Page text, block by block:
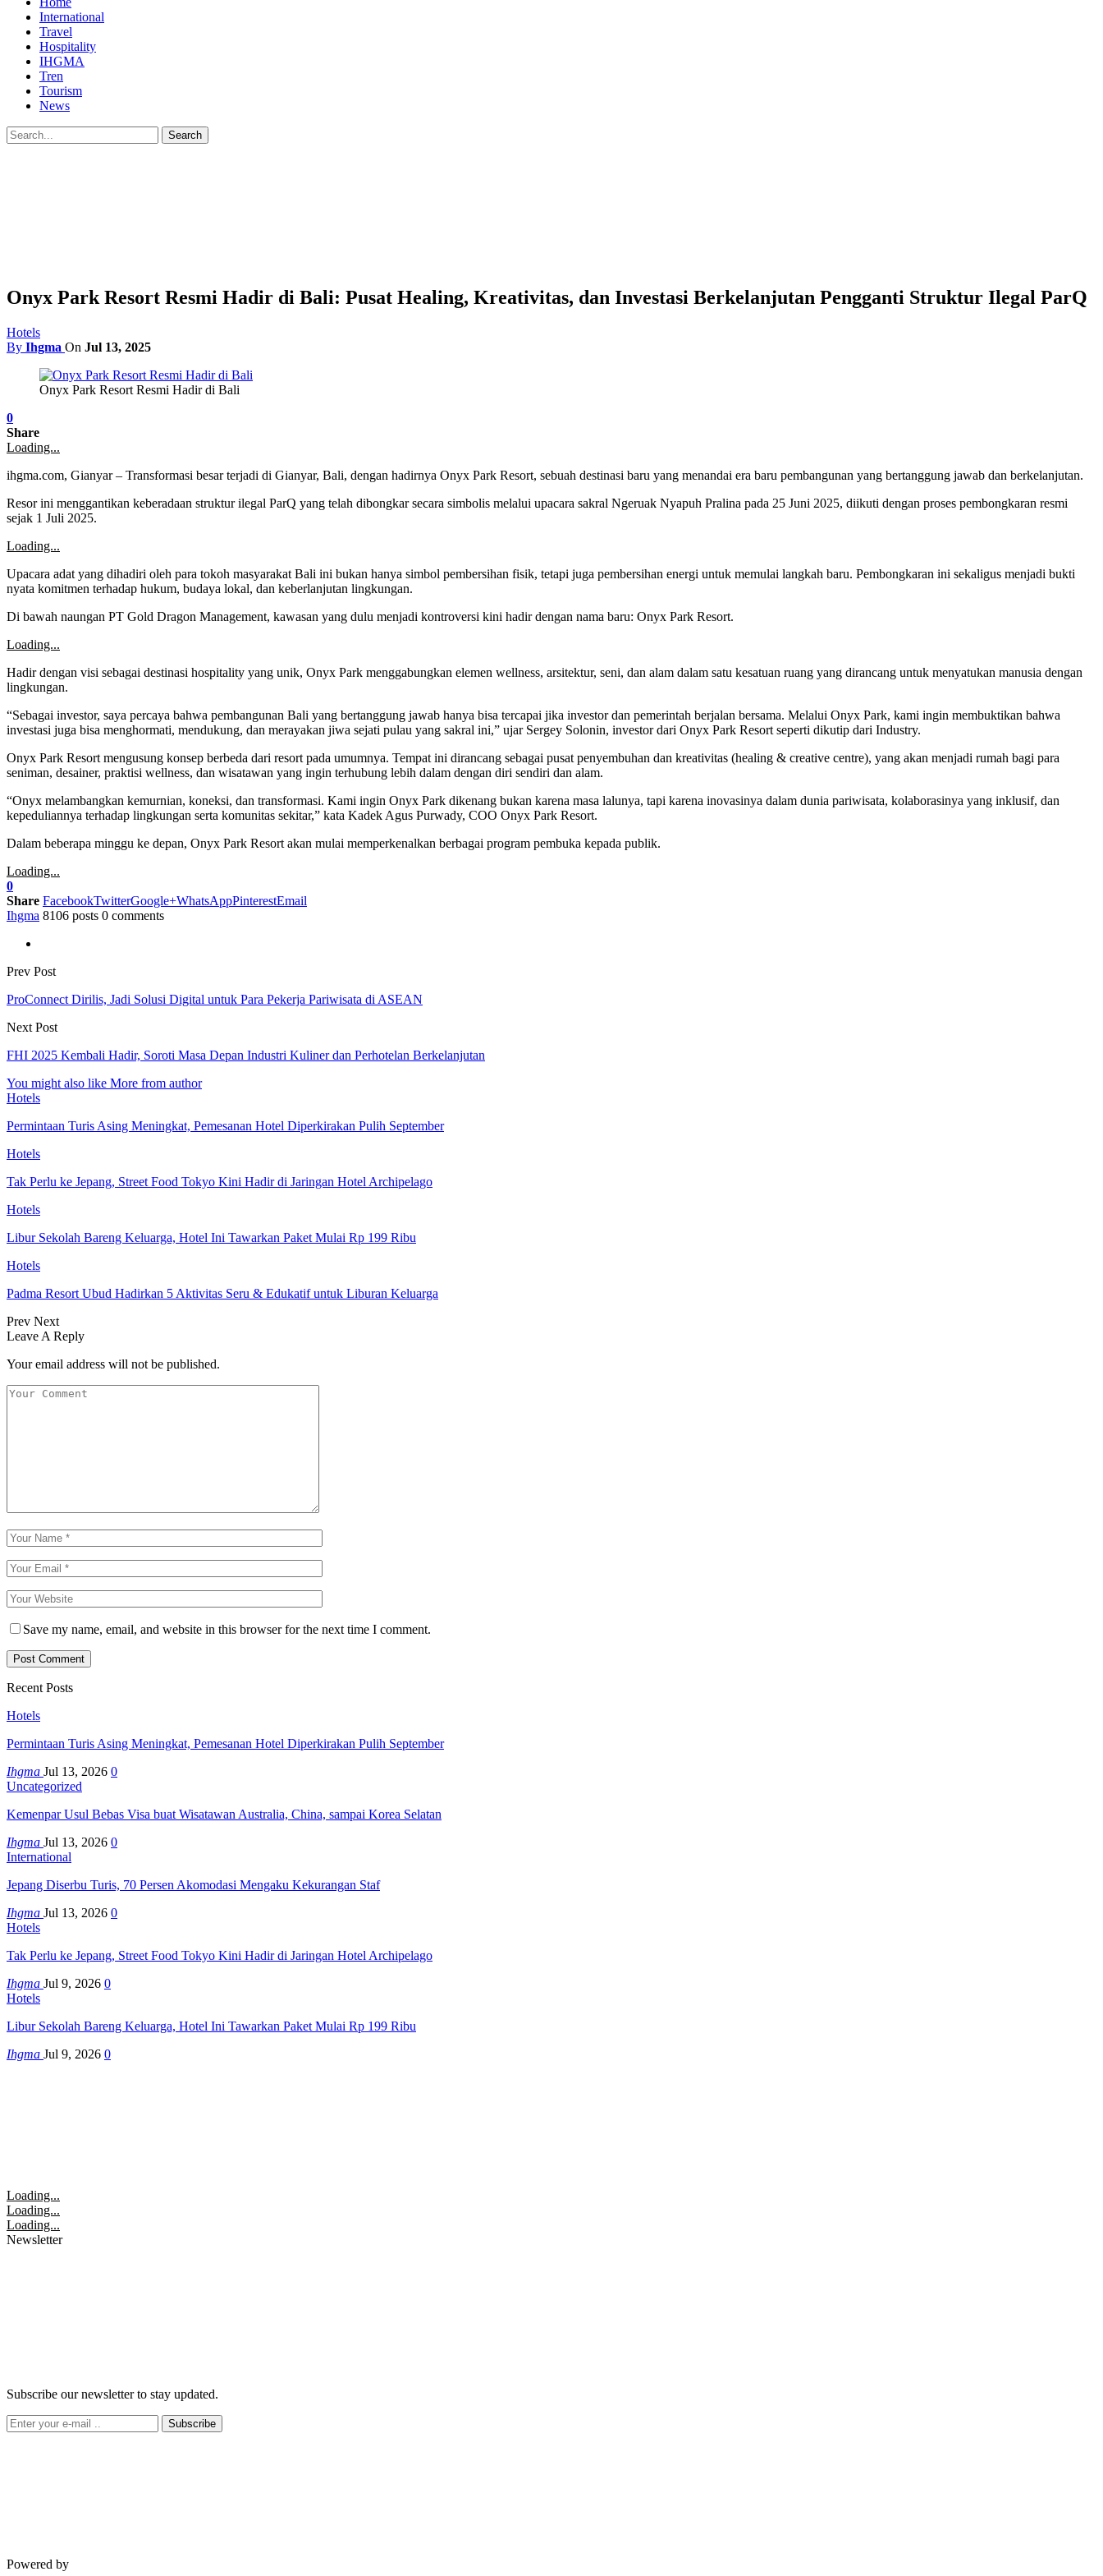
International
Travel
Hospitality
IHGMA
Tren
Tourism
News
Onyx Park Resort Resmi Hadir di Bali: Pusat Healing, Kreativitas, dan Investasi Berkelanjutan Pengganti Struktur Ilegal ParQ
Hotels
By Ihgma On Jul 13, 2025
Onyx Park Resort Resmi Hadir di Bali
0
Share
Loading...
ihgma.com, Gianyar – Transformasi besar terjadi di Gianyar, Bali, dengan hadirnya Onyx Park Resort, sebuah destinasi baru yang menandai era baru pembangunan yang bertanggung jawab dan berkelanjutan.
Resor ini menggantikan keberadaan struktur ilegal ParQ yang telah dibongkar secara simbolis melalui upacara sakral Ngeruak Nyapuh Pralina pada 25 Juni 2025, diikuti dengan proses pembongkaran resmi
sejak 1 Juli 2025.
Loading...
Upacara adat yang dihadiri oleh para tokoh masyarakat Bali ini bukan hanya simbol pembersihan fisik, tetapi juga pembersihan energi untuk memulai langkah baru. Pembongkaran ini sekaligus menjadi bukti
nyata komitmen terhadap hukum, budaya lokal, dan keberlanjutan lingkungan.
Di bawah naungan PT Gold Dragon Management, kawasan yang dulu menjadi kontroversi kini hadir dengan nama baru: Onyx Park Resort.
Loading...
Hadir dengan visi sebagai destinasi hospitality yang unik, Onyx Park menggabungkan elemen wellness, arsitektur, seni, dan alam dalam satu kesatuan ruang yang dirancang untuk menyatukan manusia dengan
lingkungan.
“Sebagai investor, saya percaya bahwa pembangunan Bali yang bertanggung jawab hanya bisa tercapai jika investor dan pemerintah berjalan bersama. Melalui Onyx Park, kami ingin membuktikan bahwa
investasi juga bisa menghormati, mendukung, dan merayakan jiwa sejati pulau yang sakral ini,” ujar Sergey Solonin, investor dari Onyx Park Resort seperti dikutip dari Industry.
Onyx Park Resort mengusung konsep berbeda dari resort pada umumnya. Tempat ini dirancang sebagai pusat penyembuhan dan kreativitas (healing & creative centre), yang akan menjadi rumah bagi para
seniman, desainer, praktisi wellness, dan wisatawan yang ingin terhubung lebih dalam dengan diri sendiri dan alam.
“Onyx melambangkan kemurnian, koneksi, dan transformasi. Kami ingin Onyx Park dikenang bukan karena masa lalunya, tapi karena inovasinya dalam dunia pariwisata, kolaborasinya yang inklusif, dan
kepeduliannya terhadap lingkungan serta komunitas sekitar,” kata Kadek Agus Purwady, COO Onyx Park Resort.
Dalam beberapa minggu ke depan, Onyx Park Resort akan mulai memperkenalkan berbagai program pembuka kepada publik.
Loading...
0
Share FacebookTwitterGoogle+WhatsAppPinterestEmail
Ihgma 8106 posts 0 comments
Prev Post
ProConnect Dirilis, Jadi Solusi Digital untuk Para Pekerja Pariwisata di ASEAN
Next Post
FHI 2025 Kembali Hadir, Soroti Masa Depan Industri Kuliner dan Perhotelan Berkelanjutan
You might also like More from author
Hotels
Permintaan Turis Asing Meningkat, Pemesanan Hotel Diperkirakan Pulih September
Hotels
Tak Perlu ke Jepang, Street Food Tokyo Kini Hadir di Jaringan Hotel Archipelago
Hotels
Libur Sekolah Bareng Keluarga, Hotel Ini Tawarkan Paket Mulai Rp 199 Ribu
Hotels
Padma Resort Ubud Hadirkan 5 Aktivitas Seru & Edukatif untuk Liburan Keluarga
Prev Next
Leave A Reply
Your email address will not be published.
Save my name, email, and website in this browser for the next time I comment.
Recent Posts
Hotels
Permintaan Turis Asing Meningkat, Pemesanan Hotel Diperkirakan Pulih September
Ihgma Jul 13, 2026 0
Uncategorized
Kemenpar Usul Bebas Visa buat Wisatawan Australia, China, sampai Korea Selatan
Ihgma Jul 13, 2026 0
International
Jepang Diserbu Turis, 70 Persen Akomodasi Mengaku Kekurangan Staf
Ihgma Jul 13, 2026 0
Hotels
Tak Perlu ke Jepang, Street Food Tokyo Kini Hadir di Jaringan Hotel Archipelago
Ihgma Jul 9, 2026 0
Hotels
Libur Sekolah Bareng Keluarga, Hotel Ini Tawarkan Paket Mulai Rp 199 Ribu
Ihgma Jul 9, 2026 0
Loading...
Loading...
Loading...
Newsletter
Subscribe our newsletter to stay updated.
Subscribe
Powered by